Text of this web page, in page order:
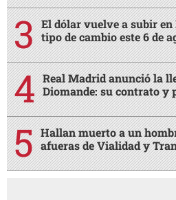
El dólar vuelve a subir
tipo de cambio este 6 de
Real Madrid anunció la
Diomande: su contrato y
Hallan muerto a un
afueras de Vialidad y